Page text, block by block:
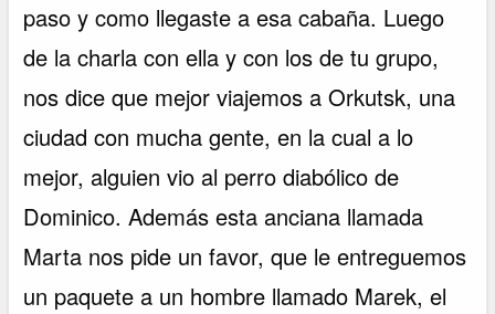
paso y como llegaste a esa cabaña. Luego
de la charla con ella y con los de tu grupo,
nos dice que mejor viajemos a Orkutsk, una
ciudad con mucha gente, en la cual a lo
mejor, alguien vio al perro diabólico de
Dominico. Además esta anciana llamada
Marta nos pide un favor, que le entreguemos
un paquete a un hombre llamado Marek, el